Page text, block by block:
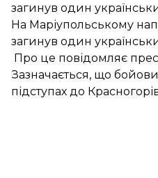
загинув один
На Маріупольському
загинув один
Про це повідомляє
Зазначається, що
підступах до